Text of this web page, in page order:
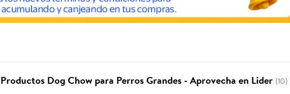
Productos Dog Chow para Perros Grandes - Aprovecha en Lider (10)